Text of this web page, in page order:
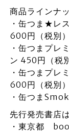
商品ラインナ
・缶つま★レ
600円（税別）
・缶つまプ
ン 450円（税
・缶つまプ
600円（税別）
・缶つま
先行発売書店
・東京都